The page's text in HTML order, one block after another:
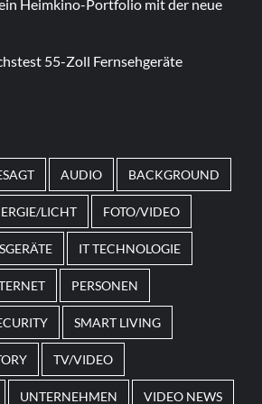
werden neue Inhalte
um sich die
Heimkino-Portfolio mit der neue
55-Zoll Fernsehgeräte
erscheinen thematische
passenden Designs. Im Bereich
können solche saisonalen Slots
oder besondere Events
AUDIO BACKGROUND
LICHT FOTO/VIDEO
IT TECHNOLOGIE
PERSONEN
SMART LIVING
TV/VIDEO
UNTERNEHMEN VIDEO NEWS